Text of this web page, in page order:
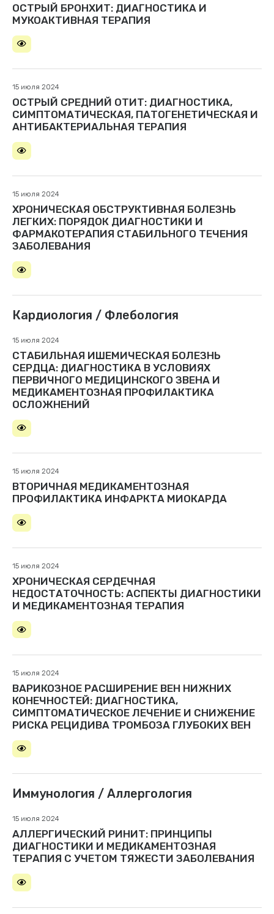
ОСТРЫЙ БРОНХИТ: ДИАГНОСТИКА И
МУКОАКТИВНАЯ ТЕРАПИЯ
15 июля 2024
ОСТРЫЙ СРЕДНИЙ ОТИТ: ДИАГНОСТИКА,
СИМПТОМАТИЧЕСКАЯ, ПАТОГЕНЕТИЧЕСКАЯ И
АНТИБАКТЕРИАЛЬНАЯ ТЕРАПИЯ
15 июля 2024
ХРОНИЧЕСКАЯ ОБСТРУКТИВНАЯ БОЛЕЗНЬ
ЛЕГКИХ: ПОРЯДОК ДИАГНОСТИКИ И
ФАРМАКОТЕРАПИЯ СТАБИЛЬНОГО ТЕЧЕНИЯ
ЗАБОЛЕВАНИЯ
Кардиология / Флебология
15 июля 2024
СТАБИЛЬНАЯ ИШЕМИЧЕСКАЯ БОЛЕЗНЬ
СЕРДЦА: ДИАГНОСТИКА В УСЛОВИЯХ
ПЕРВИЧНОГО МЕДИЦИНСКОГО ЗВЕНА И
МЕДИКАМЕНТОЗНАЯ ПРОФИЛАКТИКА
ОСЛОЖНЕНИЙ
15 июля 2024
ВТОРИЧНАЯ МЕДИКАМЕНТОЗНАЯ
ПРОФИЛАКТИКА ИНФАРКТА МИОКАРДА
15 июля 2024
ХРОНИЧЕСКАЯ СЕРДЕЧНАЯ
НЕДОСТАТОЧНОСТЬ: АСПЕКТЫ ДИАГНОСТИКИ
И МЕДИКАМЕНТОЗНАЯ ТЕРАПИЯ
15 июля 2024
ВАРИКОЗНОЕ РАСШИРЕНИЕ ВЕН НИЖНИХ
КОНЕЧНОСТЕЙ: ДИАГНОСТИКА,
СИМПТОМАТИЧЕСКОЕ ЛЕЧЕНИЕ И СНИЖЕНИЕ
РИСКА РЕЦИДИВА ТРОМБОЗА ГЛУБОКИХ ВЕН
Иммунология / Аллергология
15 июля 2024
АЛЛЕРГИЧЕСКИЙ РИНИТ: ПРИНЦИПЫ
ДИАГНОСТИКИ И МЕДИКАМЕНТОЗНАЯ
ТЕРАПИЯ С УЧЕТОМ ТЯЖЕСТИ ЗАБОЛЕВАНИЯ